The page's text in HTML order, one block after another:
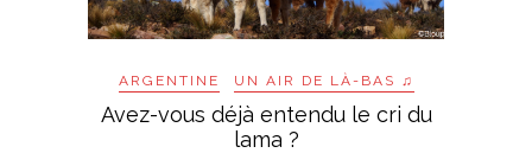
ARGENTINE UN AIR DE LÀ-BAS ♫
Avez-vous déjà entendu le cri du
lama ?